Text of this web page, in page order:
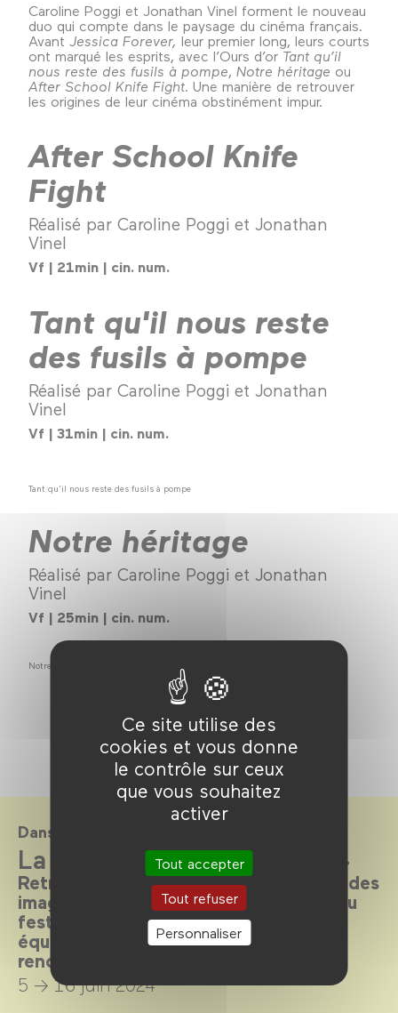
Ce site utilise des
cookies et vous donne
le contrôle sur ceux
que vous souhaitez
activer
Tout accepter
Tout refuser
Personnaliser
Caroline Poggi et Jonathan Vinel forment le nouveau
duo qui compte dans le paysage du cinéma français.
Avant Jessica Forever, leur premier long, leurs courts
ont marqué les esprits, avec l’Ours d’or Tant qu’il
nous reste des fusils à pompe Notre héritage ou
After School Knife Fight . Une manière de retrouver
les origines de leur cinéma obstinément impur.
After School Knife
Fight
Réalisé par Caroline Poggi et Jonathan
Vinel
Vf | 21min | cin. num.
Tant qu'il nous reste
des fusils à pompe
Réalisé par Caroline Poggi et Jonathan
Vinel
Vf | 31min | cin. num.
Tant qu'il nous reste des fusils à pompe
Notre héritage
Réalisé par Caroline Poggi et Jonathan
Vinel
Vf | 25min | cin. num.
Notre héritage
Dans le cadre de
La Quinzaine en salle 2024
Retrouvez la sélection 2024 au Forum des
images pour une version augmentée du
festival: projections en présence des
équipes de films, master class,
rencontres…
5 → 16 juin 2024